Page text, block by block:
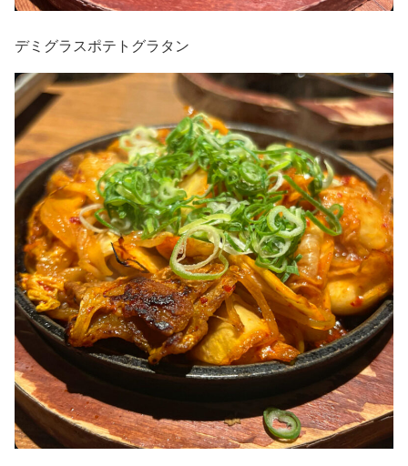
デミグラスポテトグラタン